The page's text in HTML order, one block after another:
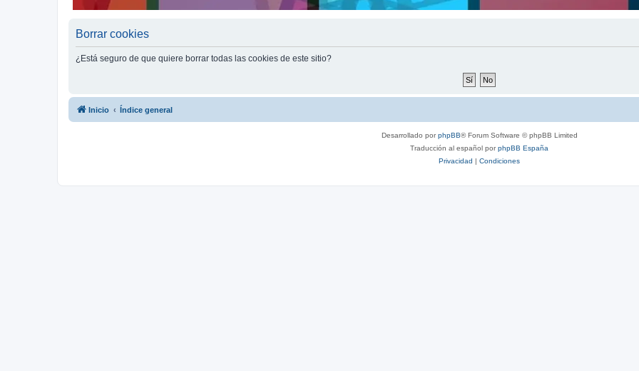
Borrar cookies
¿Está seguro de que quiere borrar todas las cookies de este sitio?
Inicio Índice general
Desarrollado porphpBB® Forum Software © phpBB Limited
Traducción al español porphpBB España
Privacidad | Condiciones